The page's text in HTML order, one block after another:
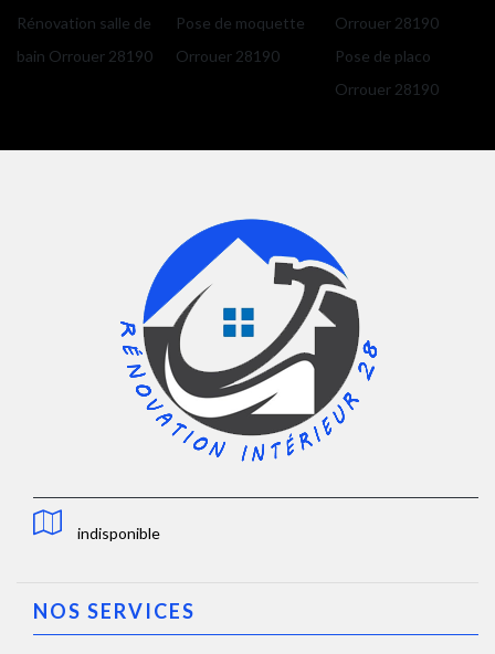
Rénovation salle de
bain Orrouer 28190
Pose de moquette
Orrouer 28190
Orrouer 28190
Pose de placo
Orrouer 28190
indisponible
NOS SERVICES